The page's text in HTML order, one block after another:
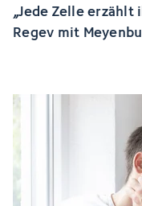
„Jede Zelle
Regev mit